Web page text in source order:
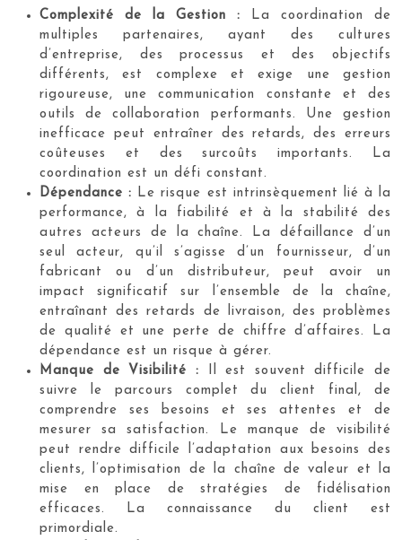
Complexité de la Gestion : La coordination de
multiples partenaires, ayant des cultures
d’entreprise, des processus et des objectifs
différents, est complexe et exige une gestion
rigoureuse, une communication constante et des
outils de collaboration performants. Une gestion
inefficace peut entraîner des retards, des erreurs
coûteuses et des surcoûts importants. La
coordination est un défi constant.
Dépendance : Le risque est intrinsèquement lié à la
performance, à la fiabilité et à la stabilité des
autres acteurs de la chaîne. La défaillance d’un
seul acteur, qu’il s’agisse d’un fournisseur, d’un
fabricant ou d’un distributeur, peut avoir un
impact significatif sur l’ensemble de la chaîne,
entraînant des retards de livraison, des problèmes
de qualité et une perte de chiffre d’affaires. La
dépendance est un risque à gérer.
Manque de Visibilité : Il est souvent difficile de
suivre le parcours complet du client final, de
comprendre ses besoins et ses attentes et de
mesurer sa satisfaction. Le manque de visibilité
peut rendre difficile l’adaptation aux besoins des
clients, l’optimisation de la chaîne de valeur et la
mise en place de stratégies de fidélisation
efficaces. La connaissance du client est
primordiale.